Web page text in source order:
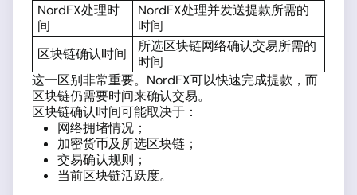
NordFX处理时
间
NordFX处理并发送提款所需的
时间
区块链确认时间
所选区块链网络确认交易所需的
时间
这一区别非常重要。NordFX可以快速完成提款，而
区块链仍需要时间来确认交易。
区块链确认时间可能取决于：
网络拥堵情况；
加密货币及所选区块链；
交易确认规则；
当前区块链活跃度。